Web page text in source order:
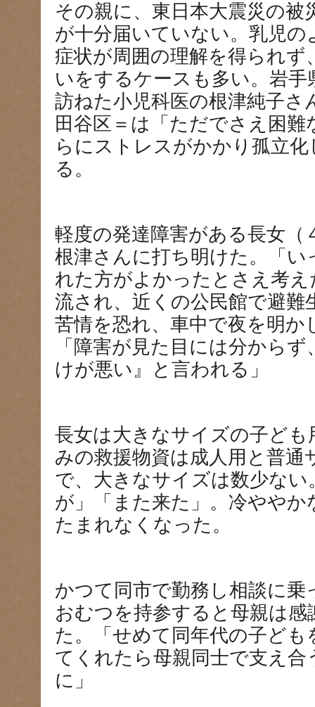
その親に、東日本大震災の被
が十分届いていない。乳児
症状が周囲の理解を得られず
いをするケースも多い。岩手
訪ねた小児科医の根津純子さ
田谷区＝は「ただでさえ困難
らにストレスがかかり孤立
る。
軽度の発達障害がある長女（
根津さんに打ち明けた。「い
れた方がよかったとさえ考
流され、近くの公民館で避難
苦情を恐れ、車中で夜を明か
「障害が見た目には分から
けが悪い』と言われる」
長女は大きなサイズの子ど
みの救援物資は成人用と普通
で、大きなサイズは数少な
が」「また来た」。冷ややか
たまれなくなった。
かつて同市で勤務し相談に
おむつを持参すると母親は
た。「せめて同年代の子ど
てくれたら母親同士で支え
に」